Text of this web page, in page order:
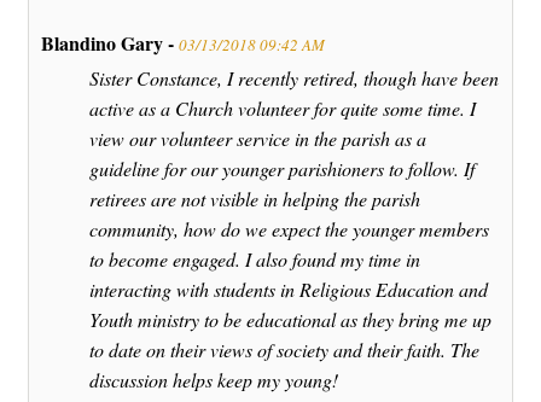
Blandino Gary - 03/13/2018 09:42 AM
Sister Constance, I recently retired, though have been
active as a Church volunteer for quite some time. I
view our volunteer service in the parish as a
guideline for our younger parishioners to follow. If
retirees are not visible in helping the parish
community, how do we expect the younger members
to become engaged. I also found my time in
interacting with students in Religious Education and
Youth ministry to be educational as they bring me up
to date on their views of society and their faith. The
discussion helps keep my young!